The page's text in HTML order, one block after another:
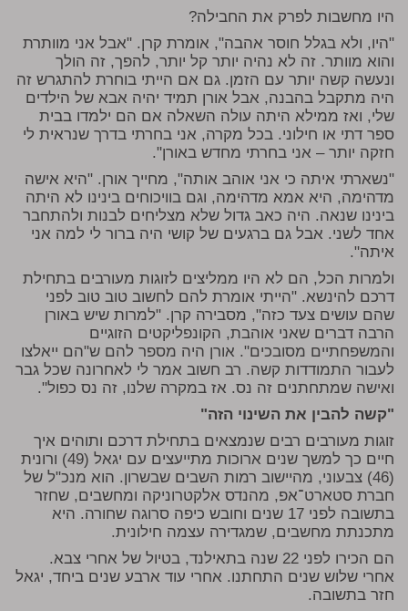
היו מחשבות לפרק את החבילה?
"היו, ולא בגלל חוסר אהבה", אומרת קרן. "אבל אני מוותרת
והוא מוותר. זה לא נהיה יותר קל יותר, להפך, זה הולך
ונעשה קשה יותר עם הזמן. גם אם הייתי בוחרת להתגרש זה
היה מתקבל בהבנה, אבל אורן תמיד יהיה אבא של הילדים
שלי, ואז ממילא היתה עולה השאלה אם הם ילמדו בבית
ספר דתי או חילוני. בכל מקרה, אני בחרתי בדרך שנראית לי
חזקה יותר – אני בחרתי מחדש באורן".
"נשארתי איתה כי אני אוהב אותה", מחייך אורן. "היא אישה
מדהימה, היא אמא מדהימה, וגם בוויכוחים בינינו לא היתה
בינינו שנאה. היה כאב גדול שלא מצליחים לבנות ולהתחבר
אחד לשני. אבל גם ברגעים של קושי היה ברור לי למה אני
איתה".
ולמרות הכל, הם לא היו ממליצים לזוגות מעורבים בתחילת
דרכם להינשא. "הייתי אומרת להם לחשוב טוב טוב לפני
שהם עושים צעד כזה", מסבירה קרן. "למרות שיש באורן
הרבה דברים שאני אוהבת, הקונפליקטים הזוגיים
והמשפחתיים מסובכים". אורן היה מספר להם ש"הם ייאלצו
לעבור התמודדות קשה. רב חשוב אמר לי לאחרונה שכל גבר
ואישה שמתחתנים זה נס. אז במקרה שלנו, זה נס כפול".
"קשה להבין את השינוי הזה"
זוגות מעורבים רבים שנמצאים בתחילת דרכם ותוהים איך
חיים כך למשך שנים ארוכות מתייעצים עם יגאל (49) ורונית
(46) צבעוני, מהיישוב רמות השבים שבשרון. הוא מנכ"ל של
חברת סטארט־אפ, מהנדס אלקטרוניקה ומחשבים, שחזר
בתשובה לפני 17 שנים וחובש כיפה סרוגה שחורה. היא
מתכנתת מחשבים, שמגדירה עצמה חילונית.
הם הכירו לפני 22 שנה בתאילנד, בטיול של אחרי צבא.
אחרי שלוש שנים התחתנו. אחרי עוד ארבע שנים ביחד, יגאל
חזר בתשובה.